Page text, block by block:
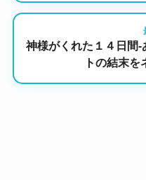
神様がくれた１４日間-
トの結末を